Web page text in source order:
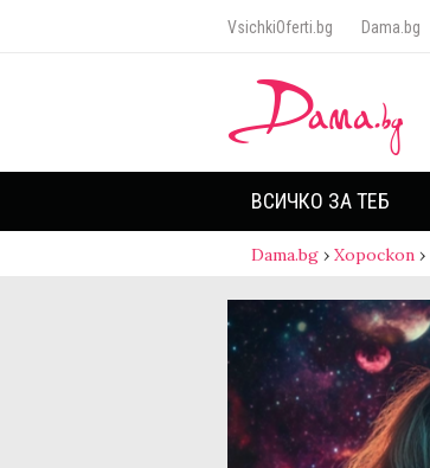
VsichkiOferti.bg Dama.bg
ВСИЧКО ЗА ТЕБ
Dama.bg › Хороскоп ›